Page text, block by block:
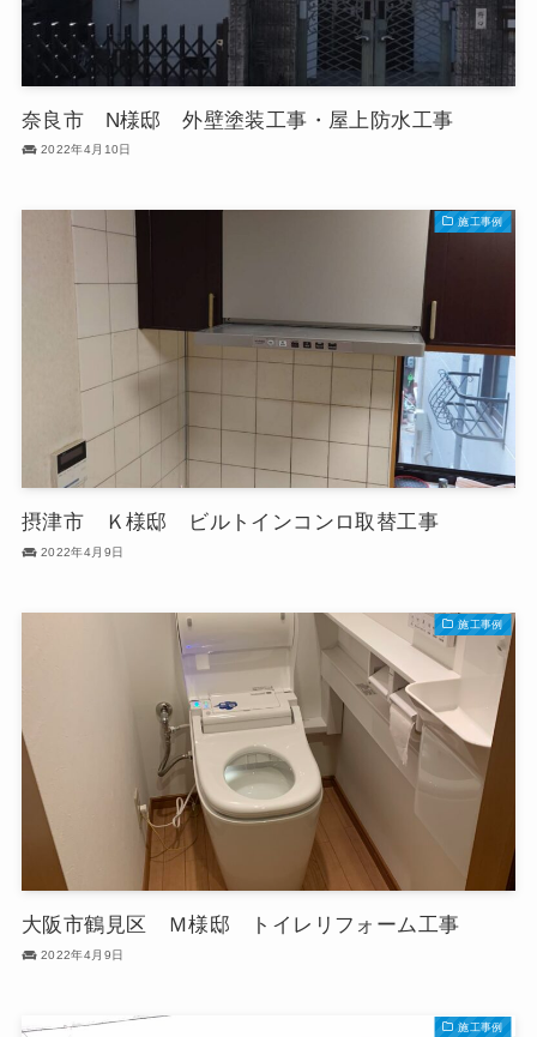
奈良市 N様邸 外壁塗装工事・屋上防水工事
2022年4月10日
施工事例
摂津市 Ｋ様邸 ビルトインコンロ取替工事
2022年4月9日
施工事例
大阪市鶴見区 Ｍ様邸 トイレリフォーム工事
2022年4月9日
施工事例